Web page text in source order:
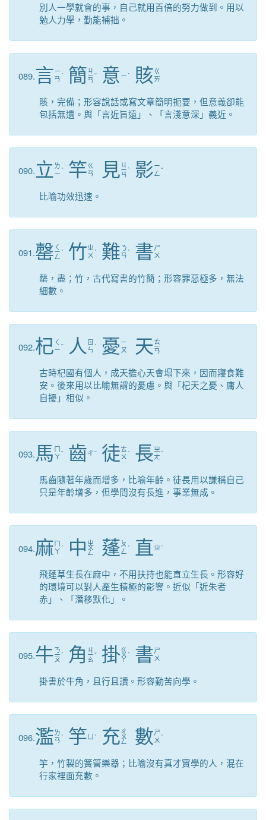
別人一學就會的事，自己就用百倍的努力做到。用以
勉人力學，勤能補拙。
089.言ㄧ
ㄢ ˊ 簡 ㄐ
ㄧ
ㄢ
ˇ 意 ㄧˋ 賅ㄍ
ㄞ
賅，完備；形容說話或寫文章簡明扼要，但意義卻能
包括無遺。與「言近旨遠」、「言淺意深」義近。
090.立 ㄌ
ㄧˋ 竿ㄍ
ㄢ
見 ㄐ
ㄧ
ㄢ
ˋ 影ㄧ
ㄥ ˇ
比喻功效迅速。
091.罄 ㄑ
ㄧ
ㄥ
ˋ 竹ㄓ
ㄨ ˊ 難ㄋ
ㄢ ˊ 書ㄕ
ㄨ
罄，盡；竹，古代寫書的竹簡；形容罪惡極多，無法
細數。
092.杞 ㄑ
ㄧˇ 人 ㄖ
ㄣ ˊ 憂 ㄧ
ㄡ
天ㄊ
ㄧ
ㄢ
古時杞國有個人，成天擔心天會塌下來，因而寢食難
安。後來用以比喻無謂的憂慮。與「杞天之憂、庸人
自擾」相似。
093.馬 ㄇ
ㄚˇ 齒ㄔ ˇ 徒ㄊ
ㄨ ˊ 長ㄓ
ㄤˇ
馬齒隨著年歲而增多，比喻年齡。徒長用以謙稱自己
只是年齡增多，但學問沒有長進，事業無成。
094.麻 ㄇ
ㄚ ˊ 中 ㄓ
ㄨ
ㄥ 蓬 ㄆ
ㄥ ˊ 直 ㄓ ˊ
飛蓬草生長在麻中，不用扶持也能直立生長。形容好
的環境可以對人產生積極的影響。近似「近朱者
赤」、「潛移默化」。
095.牛ㄋ
ㄧ
ㄡ
ˊ 角 ㄐ
ㄧ
ㄠ
ˇ 掛ㄍ
ㄨ
ㄚ
ˋ 書ㄕ
ㄨ
掛書於牛角，且行且讀。形容勤苦向學。
096.濫ㄌ
ㄢˋ 竽 ˊ 充ㄔ
ㄨ
ㄥ 數ㄕ
ㄨ ˋ
竽，竹製的簧管樂器；比喻沒有真才實學的人，混在
行家裡面充數。